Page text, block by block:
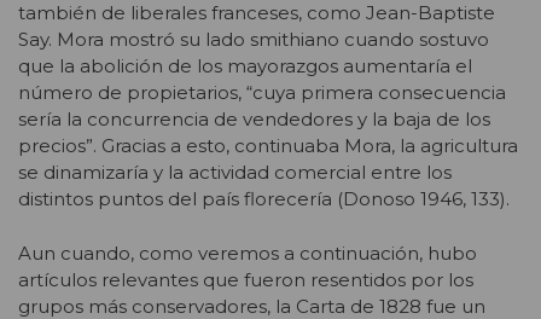
también de liberales franceses, como Jean-Baptiste
Say. Mora mostró su lado smithiano cuando sostuvo
que la abolición de los mayorazgos aumentaría el
número de propietarios, “cuya primera consecuencia
sería la concurrencia de vendedores y la baja de los
precios”. Gracias a esto, continuaba Mora, la agricultura
se dinamizaría y la actividad comercial entre los
distintos puntos del país florecería (Donoso 1946, 133).
Aun cuando, como veremos a continuación, hubo
artículos relevantes que fueron resentidos por los
grupos más conservadores, la Carta de 1828 fue un